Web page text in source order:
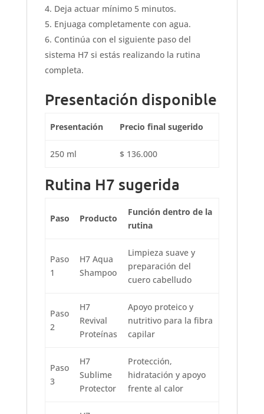
Deja actuar mínimo 5 minutos.
Enjuaga completamente con agua.
Continúa con el siguiente paso del
sistema H7 si estás realizando la rutina
completa.
Presentación disponible
Presentación Precio final sugerido
250 ml $ 136.000
Rutina H7 sugerida
Paso Producto
Función dentro de la
rutina
Paso
1
H7 Aqua
Shampoo
Limpieza suave y
preparación del
cuero cabelludo
Paso
2
H7
Revival
Proteínas
Apoyo proteico y
nutritivo para la fibra
capilar
Paso
3
H7
Sublime
Protector
Protección,
hidratación y apoyo
frente al calor